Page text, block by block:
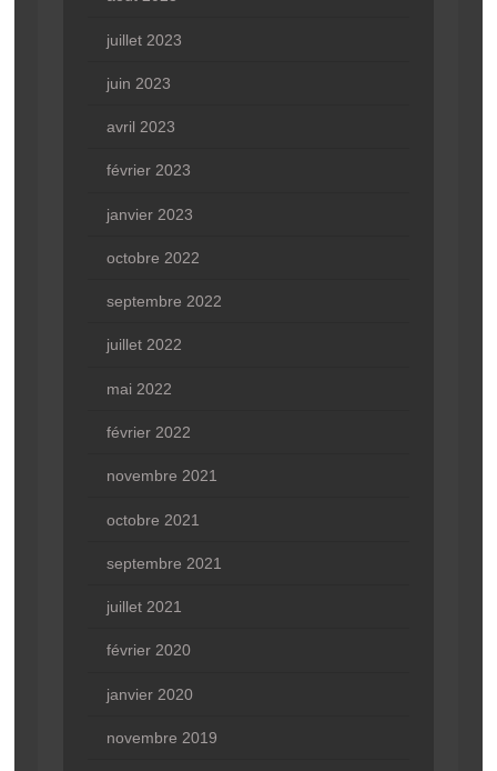
juillet 2023
juin 2023
avril 2023
février 2023
janvier 2023
octobre 2022
septembre 2022
juillet 2022
mai 2022
février 2022
novembre 2021
octobre 2021
septembre 2021
juillet 2021
février 2020
janvier 2020
novembre 2019